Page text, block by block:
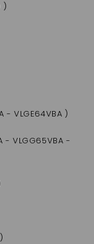
)
- VLGE64VBA )
- VLGG65VBA -